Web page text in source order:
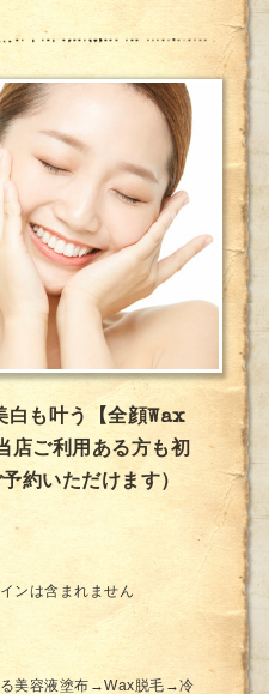
白も叶う【全顔Wax
店ご利用ある方も初
約いただけます）
ンは含まれません
美容液塗布→Wax脱毛→冷